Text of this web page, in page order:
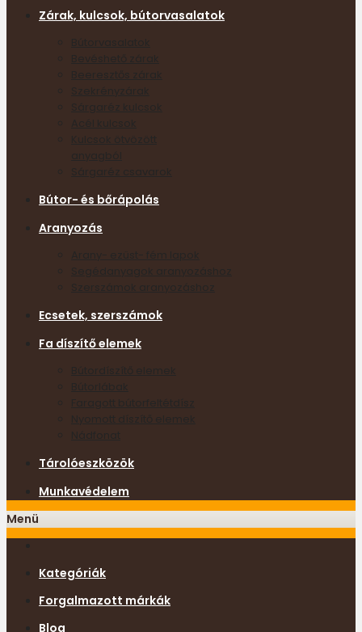
Zárak, kulcsok, bútorvasalatok
Bútorvasalatok
Bevéshető zárak
Beeresztős zárak
Szekrényzárak
Sárgaréz kulcsok
Acél kulcsok
Kulcsok ötvözött
Sárgaréz csavarok
Bútor- és bőrápolás
Aranyozás
Arany- ezüst- fém lapok
Segédanyagok aranyozáshoz
Szerszámok aranyozáshoz
Ecsetek, szerszámok
Fa díszítő elemek
Bútordíszítő elemek
Bútorlábak
Faragott bútorfeltétdísz
Nyomott díszítő elemek
Tárolóeszközök
Munkavédelem
Menü
Kategóriák
Forgalmazott márkák
Blog